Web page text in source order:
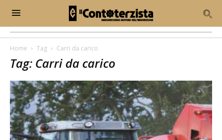
Home Tag Carri da carico
Tag: Carri da carico